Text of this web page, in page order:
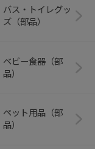
バス・トイレグッ
ズ（部品）
ベビー食器（部
品）
ペット用品（部
品）